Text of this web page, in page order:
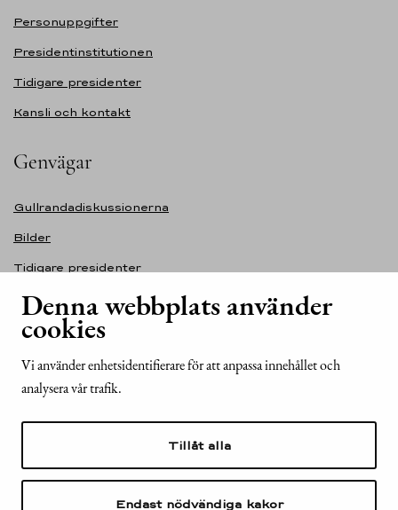
Denna webbplats använder
cookies
Vi använder enhetsidentifierare för att anpassa innehållet och
analysera vår trafik.
Tillåt alla
Endast nödvändiga kakor
Personuppgifter
Presidentinstitutionen
Tidigare presidenter
Kansli och kontakt
Genvägar
Gullrandadiskussionerna
Bilder
Tidigare presidenter
Självständighetsdagens festmottagning
Tillgänglighetsutlåtande för webbplatsen presidentti.fi
Kontakt
Mariegatan 2
Finland
Tel. +358 (0)29 522 6000